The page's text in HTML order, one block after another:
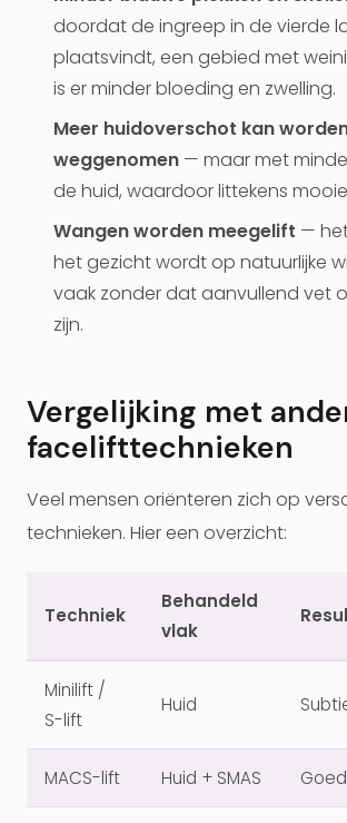
doordat de ingreep in de vierde
plaatsvindt, een gebied met
is er minder bloeding en zwelling.
Meer huidoverschot kan
weggenomen — maar met
de huid, waardoor littekens
Wangen worden meegelift —
het gezicht wordt op natuurlijke
vaak zonder dat aanvullend vet
zijn.
Vergelijking met
facelifttechnieken
Veel mensen oriënteren zich op
technieken. Hier een overzicht:
Techniek
Behandeld
vlak
Minilift /
S-lift
Huid
MACS-lift Huid + SMAS Goed